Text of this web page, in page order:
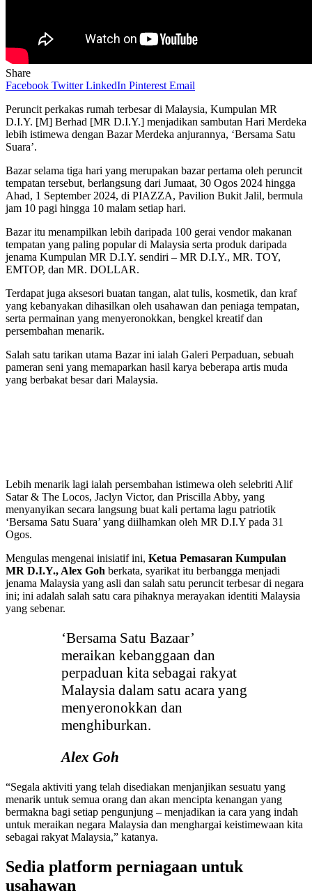
Share
Facebook Twitter LinkedIn Pinterest Email
Peruncit perkakas rumah terbesar di Malaysia, Kumpulan MR
D.I.Y. [M] Berhad [MR D.I.Y.] menjadikan sambutan Hari Merdeka
lebih istimewa dengan Bazar Merdeka anjurannya, ‘Bersama Satu
Suara’.
Bazar selama tiga hari yang merupakan bazar pertama oleh peruncit
tempatan tersebut, berlangsung dari Jumaat, 30 Ogos 2024 hingga
Ahad, 1 September 2024, di PIAZZA, Pavilion Bukit Jalil, bermula
jam 10 pagi hingga 10 malam setiap hari.
Bazar itu menampilkan lebih daripada 100 gerai vendor makanan
tempatan yang paling popular di Malaysia serta produk daripada
jenama Kumpulan MR D.I.Y. sendiri – MR D.I.Y., MR. TOY,
EMTOP, dan MR. DOLLAR.
Terdapat juga aksesori buatan tangan, alat tulis, kosmetik, dan kraf
yang kebanyakan dihasilkan oleh usahawan dan peniaga tempatan,
serta permainan yang menyeronokkan, bengkel kreatif dan
persembahan menarik.
Salah satu tarikan utama Bazar ini ialah Galeri Perpaduan, sebuah
pameran seni yang memaparkan hasil karya beberapa artis muda
yang berbakat besar dari Malaysia.
Lebih menarik lagi ialah persembahan istimewa oleh selebriti Alif
Satar & The Locos, Jaclyn Victor, dan Priscilla Abby, yang
menyanyikan secara langsung buat kali pertama lagu patriotik
‘Bersama Satu Suara’ yang diilhamkan oleh MR D.I.Y pada 31
Ogos.
Mengulas mengenai inisiatif ini, Ketua Pemasaran Kumpulan
MR D.I.Y., Alex Goh berkata, syarikat itu berbangga menjadi
jenama Malaysia yang asli dan salah satu peruncit terbesar di negara
ini; ini adalah salah satu cara pihaknya merayakan identiti Malaysia
yang sebenar.
‘Bersama Satu Bazaar’
meraikan kebanggaan dan
perpaduan kita sebagai rakyat
Malaysia dalam satu acara yang
menyeronokkan dan
menghiburkan.
Alex Goh
“Segala aktiviti yang telah disediakan menjanjikan sesuatu yang
menarik untuk semua orang dan akan mencipta kenangan yang
bermakna bagi setiap pengunjung – menjadikan ia cara yang indah
untuk meraikan negara Malaysia dan menghargai keistimewaan kita
sebagai rakyat Malaysia,” katanya.
Sedia platform perniagaan untuk
usahawan